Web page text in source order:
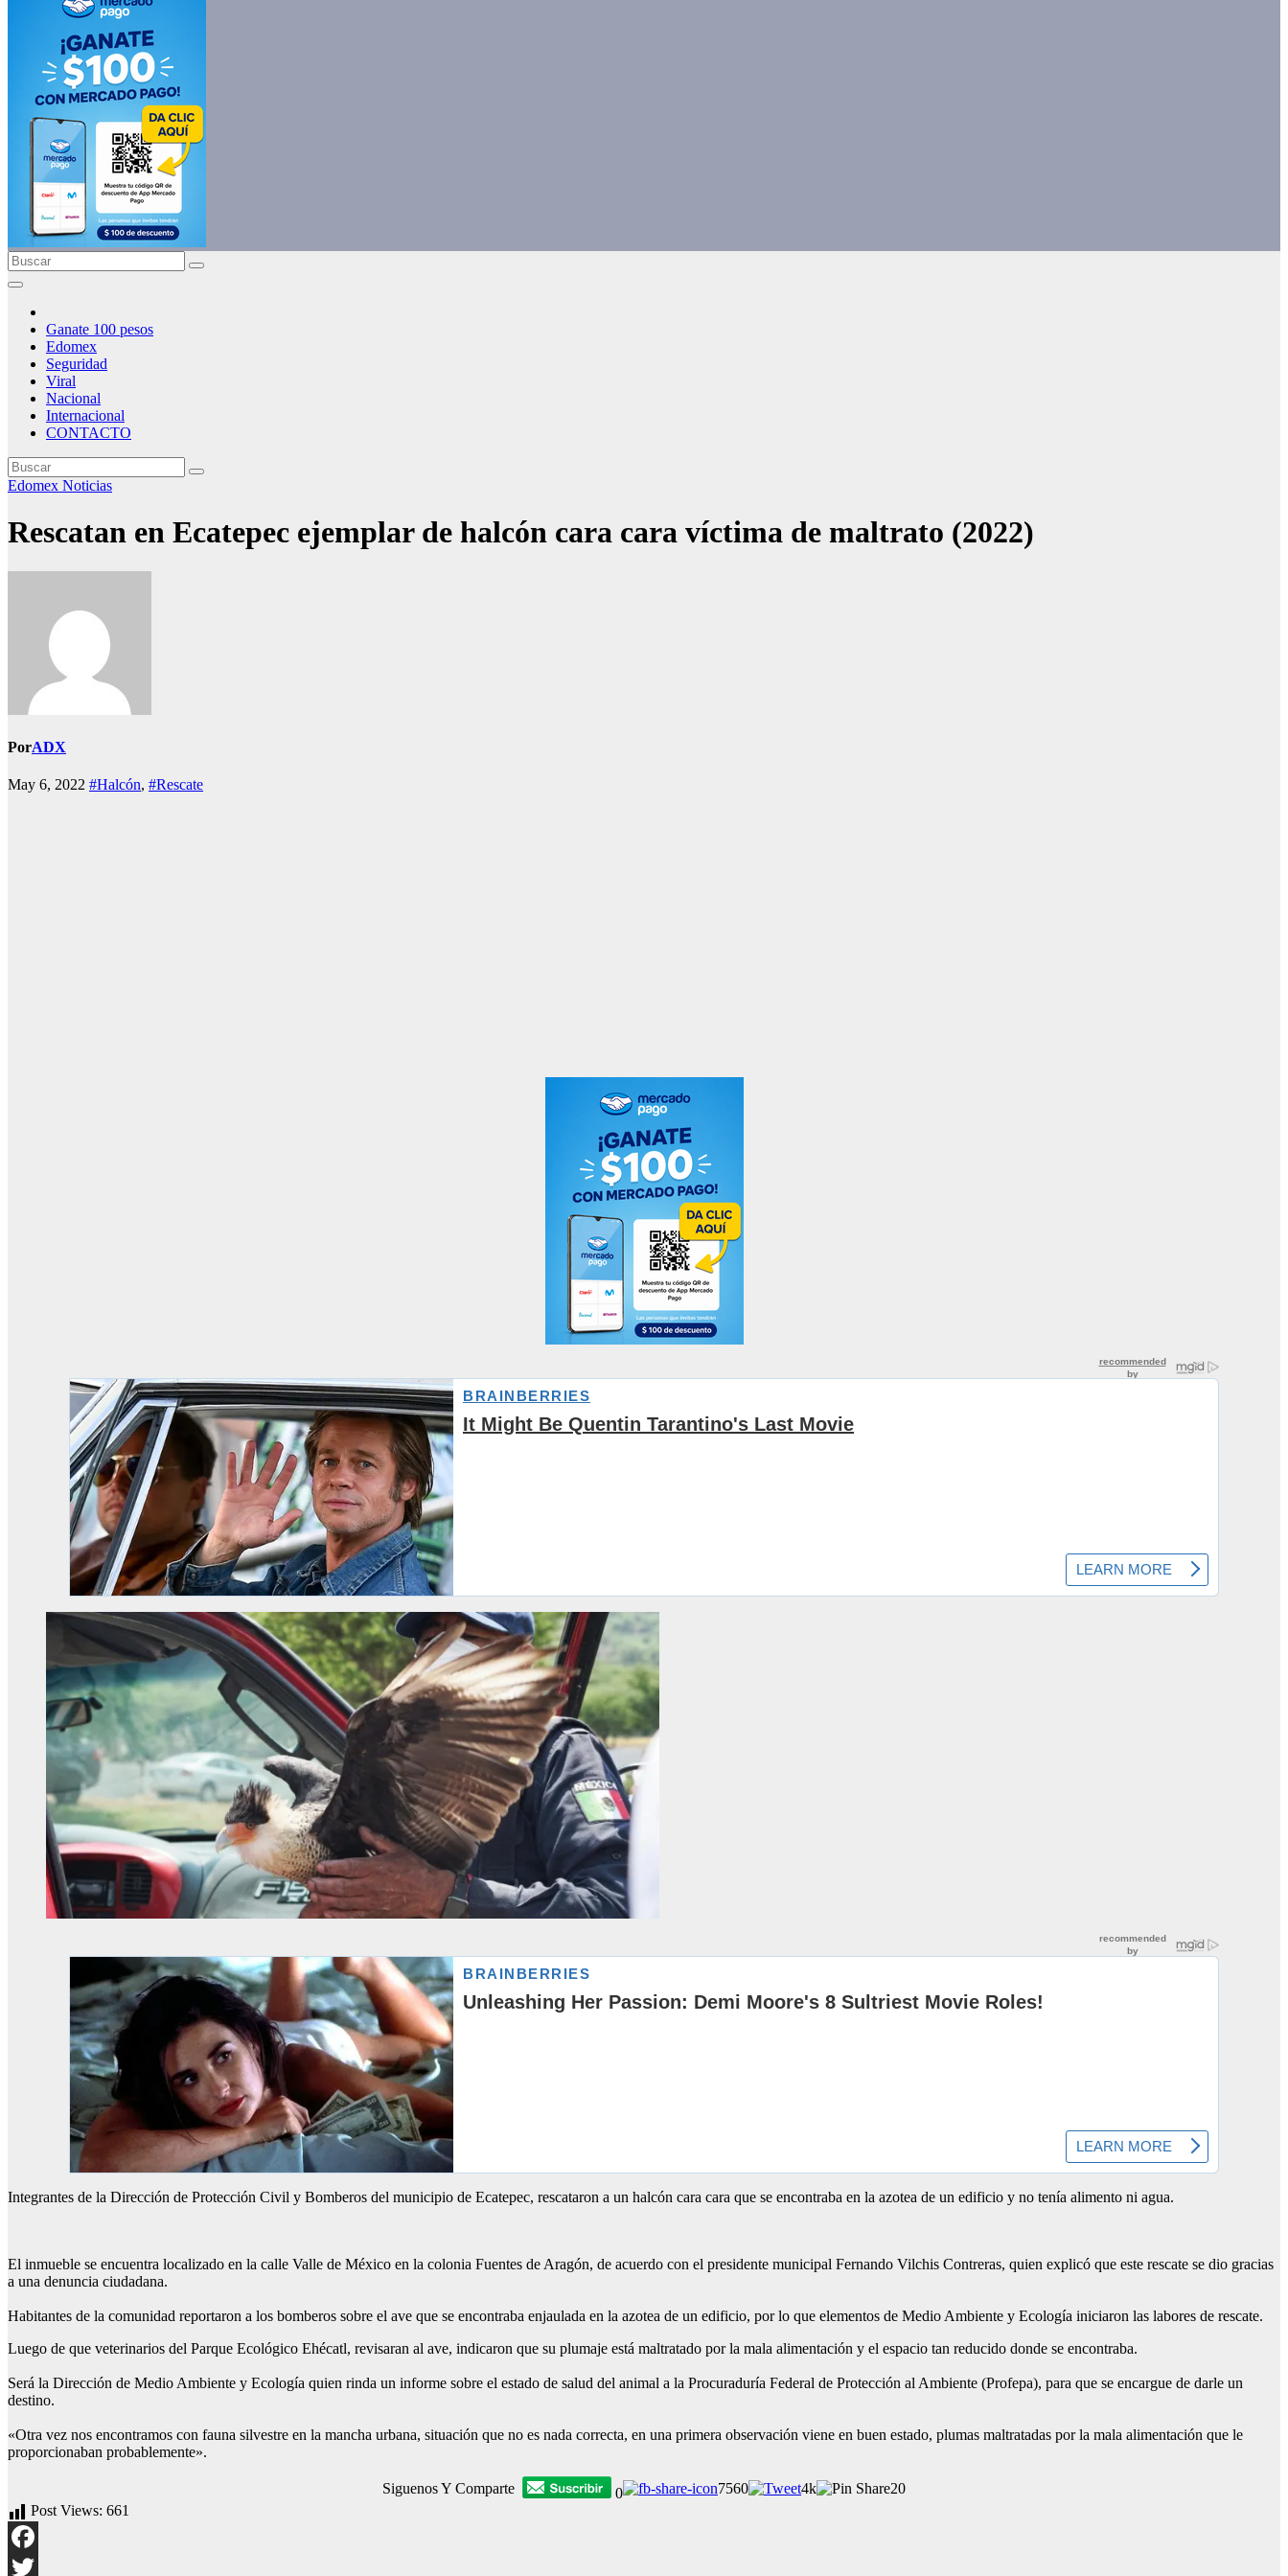
Ganate 100 pesos
Edomex
Seguridad
Viral
Nacional
Internacional
CONTACTO
Edomex Noticias
Rescatan en Ecatepec ejemplar de halcón cara cara víctima de maltrato (2022)
PorADX
May 6, 2022 #Halcón, #Rescate
Integrantes de la Dirección de Protección Civil y Bomberos del municipio de Ecatepec, rescataron a un halcón cara cara que se encontraba en la azotea de un edificio y no tenía alimento ni agua.
El inmueble se encuentra localizado en la calle Valle de México en la colonia Fuentes de Aragón, de acuerdo con el presidente municipal Fernando Vilchis Contreras, quien explicó que este rescate se dio gracias
a una denuncia ciudadana.
Habitantes de la comunidad reportaron a los bomberos sobre el ave que se encontraba enjaulada en la azotea de un edificio, por lo que elementos de Medio Ambiente y Ecología iniciaron las labores de rescate.
Luego de que veterinarios del Parque Ecológico Ehécatl, revisaran al ave, indicaron que su plumaje está maltratado por la mala alimentación y el espacio tan reducido donde se encontraba.
Será la Dirección de Medio Ambiente y Ecología quien rinda un informe sobre el estado de salud del animal a la Procuraduría Federal de Protección al Ambiente (Profepa), para que se encargue de darle un
destino.
«Otra vez nos encontramos con fauna silvestre en la mancha urbana, situación que no es nada correcta, en una primera observación viene en buen estado, plumas maltratadas por la mala alimentación que le
proporcionaban probablemente».
Siguenos Y Comparte 0 7560 4k
20
Post Views: 661
Facebook